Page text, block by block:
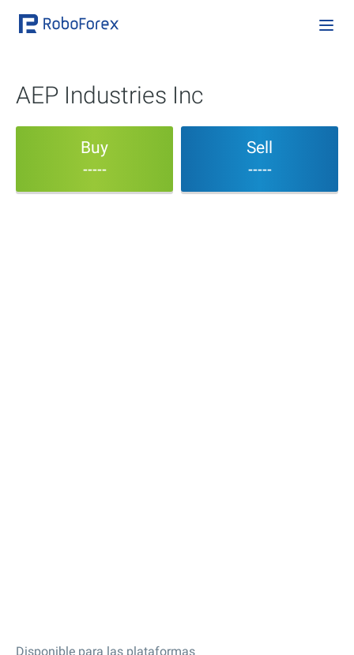
AEP Industries Inc
Buy
-----
Sell
-----
Disponible para las plataformas